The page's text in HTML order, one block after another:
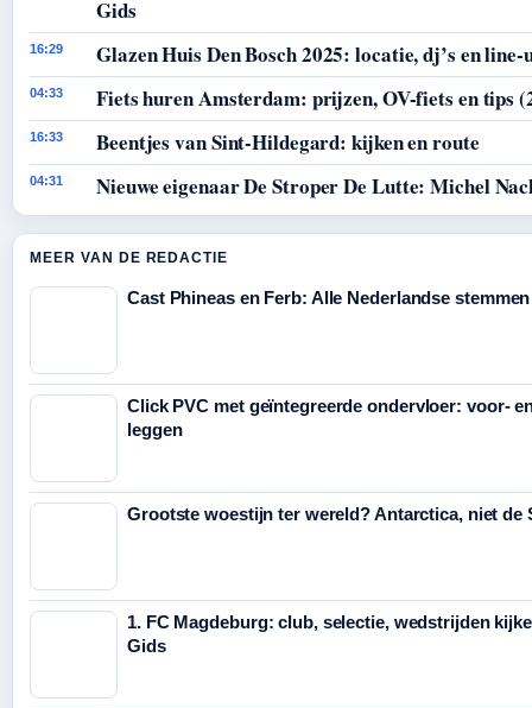
Gids
16:29 Glazen Huis Den Bosch 2025: locatie, dj’s en line-
04:33 Fiets huren Amsterdam: prijzen, OV-fiets en tips
16:33 Beentjes van Sint-Hildegard: kijken en route
04:31 Nieuwe eigenaar De Stroper De Lutte: Michel
MEER VAN DE REDACTIE
Cast Phineas en Ferb: Alle Nederlandse stemmen
Click PVC met geïntegreerde ondervloer: voor-
leggen
Grootste woestijn ter wereld? Antarctica, niet de
1. FC Magdeburg: club, selectie, wedstrijden
Gids